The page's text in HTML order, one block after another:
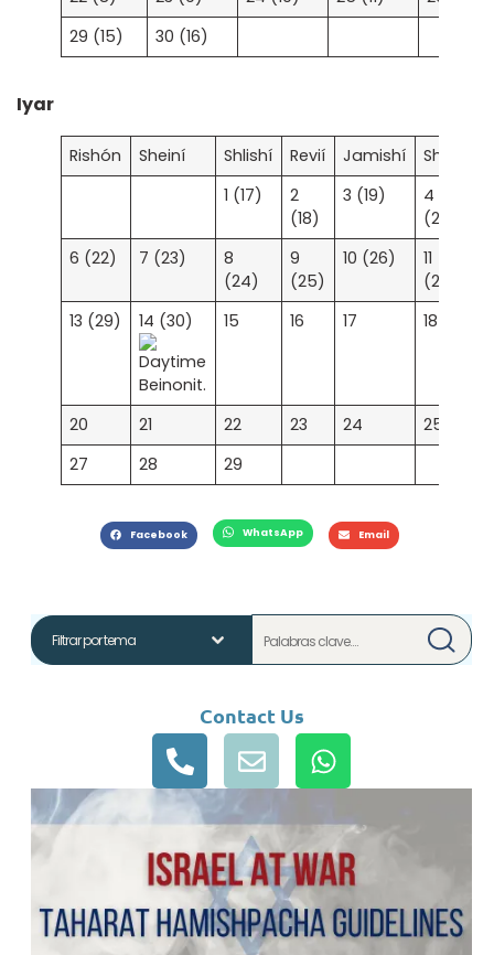
29 (15)
30 (16)
Iyar
Rishón Sheiní Shlishí Revií Jamishí Shishí
1 (17)
2
(18)
3 (19)
4
(20)
6 (22) 7 (23)
8
(24)
9
(25)
10 (26)
11
(27)
13 (29) 14 (30) 15 16 17 18
20 21 22 23 24 25
27
28 29
Facebook WhatsApp Email
Contact Us